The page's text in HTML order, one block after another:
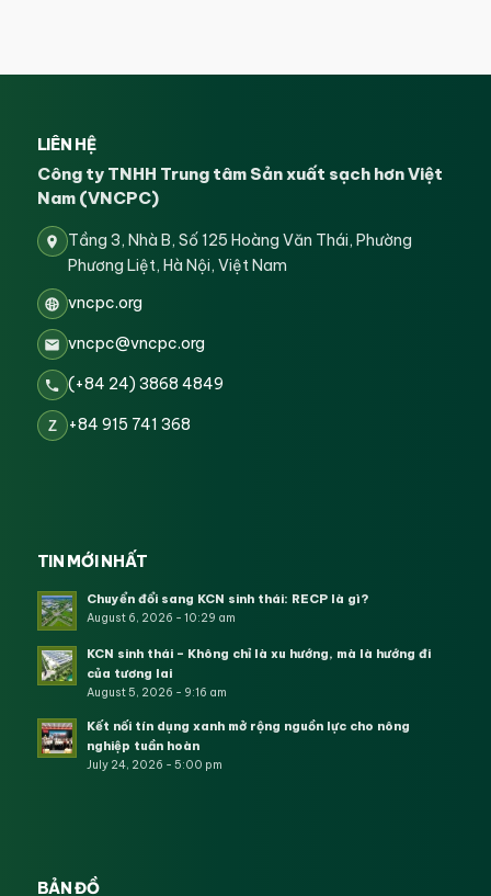
LIÊN HỆ
Công ty TNHH Trung tâm Sản xuất sạch hơn Việt
Nam (VNCPC)
Tầng 3, Nhà B, Số 125 Hoàng Văn Thái, Phường
Phương Liệt, Hà Nội, Việt Nam
vncpc.org
vncpc@vncpc.org
(+84 24) 3868 4849
Z +84 915 741 368
TIN MỚI NHẤT
Chuyển đổi sang KCN sinh thái: RECP là gì?
August 6, 2026 - 10:29 am
KCN sinh thái – Không chỉ là xu hướng, mà là hướng đi
của tương lai
August 5, 2026 - 9:16 am
Kết nối tín dụng xanh mở rộng nguồn lực cho nông
nghiệp tuần hoàn
July 24, 2026 - 5:00 pm
BẢN ĐỒ